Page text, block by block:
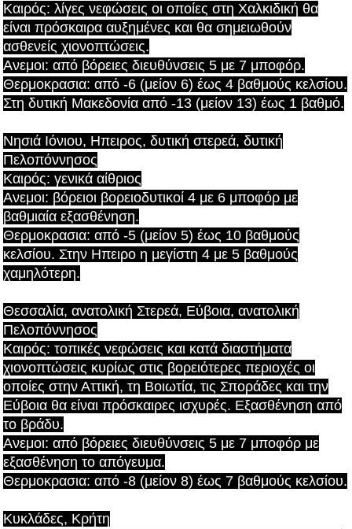
Καιρός: λίγες νεφώσεις οι οποίες στη Χαλκιδική θα
είναι πρόσκαιρα αυξημένες και θα σημειωθούν
ασθενείς χιονοπτώσεις.
Ανεμοι: από βόρειες διευθύνσεις 5 με 7 μποφόρ.
Θερμοκρασια: από -6 (μείον 6) έως 4 βαθμούς κελσίου.
Στη δυτική Μακεδονία από -13 (μείον 13) έως 1 βαθμό.
Νησιά Ιόνιου, Ηπειρος, δυτική στερεά, δυτική
Πελοπόννησος
Καιρός: γενικά αίθριος
Ανεμοι: βόρειοι βορειοδυτικοί 4 με 6 μποφόρ με
βαθμιαία εξασθένηση.
Θερμοκρασια: από -5 (μείον 5) έως 10 βαθμούς
κελσίου. Στην Ηπειρο η μεγίστη 4 με 5 βαθμούς
χαμηλότερη.
Θεσσαλία, ανατολική Στερεά, Εύβοια, ανατολική
Πελοπόννησος
Καιρός: τοπικές νεφώσεις και κατά διαστήματα
χιονοπτώσεις κυρίως στις βορειότερες περιοχές οι
οποίες στην Αττική, τη Βοιωτία, τις Σποράδες και την
Εύβοια θα είναι πρόσκαιρες ισχυρές. Εξασθένηση από
το βράδυ.
Ανεμοι: από βόρειες διευθύνσεις 5 με 7 μποφόρ με
εξασθένηση το απόγευμα.
Θερμοκρασια: από -8 (μείον 8) έως 7 βαθμούς κελσίου.
Κυκλάδες, Κρήτη